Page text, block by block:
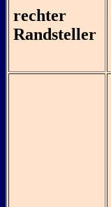
rechter
Randsteller